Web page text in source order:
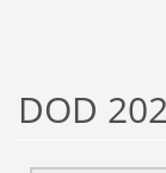
DOD